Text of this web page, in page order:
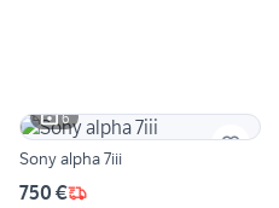
6
Sony alpha 7iii
750 €